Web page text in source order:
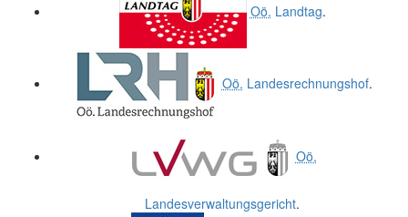
Oö. Landtag.
Oö. Landesrechnungshof.
Oö.
Landesverwaltungsgericht.